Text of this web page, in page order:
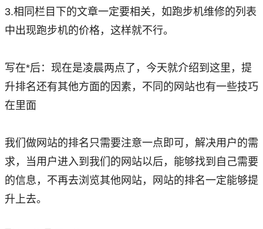
3.相同栏目下的文章一定要相关，如跑步机维修的列表
中出现跑步机的价格，这样就不行。
写在*后：现在是凌晨两点了，今天就介绍到这里，提
升排名还有其他方面的因素，不同的网站也有一些技巧
在里面
我们做网站的排名只需要注意一点即可，解决用户的需
求，当用户进入到我们的网站以后，能够找到自己需要
的信息，不再去浏览其他网站，网站的排名一定能够提
升上去。